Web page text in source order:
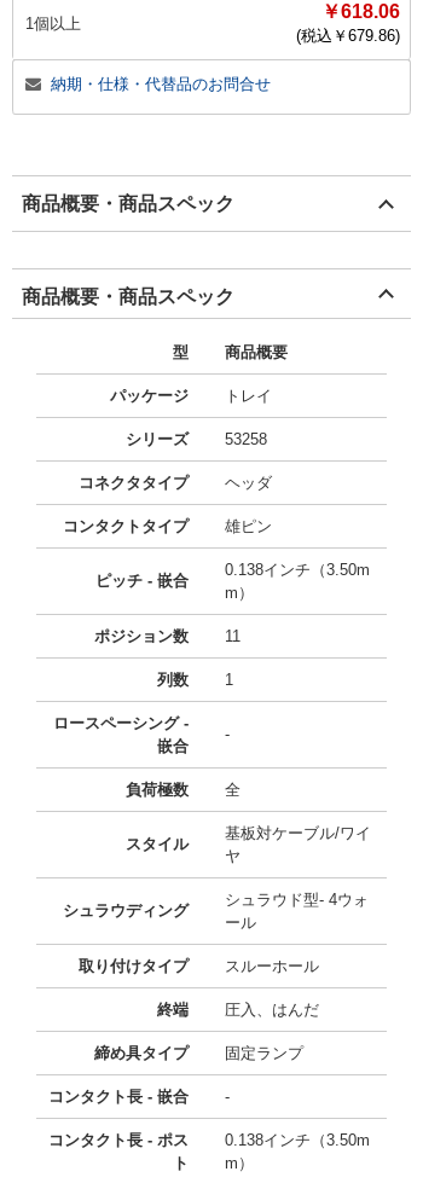
1個以上
￥618.06
(税込￥ 679.86)
納期・仕様・代替品のお問合せ
商品概要・商品スペック
商品概要・商品スペック
型 商品概要
パッケージ トレイ
シリーズ 53258
コネクタタイプ ヘッダ
コンタクトタイプ 雄ピン
ピッチ - 嵌合
0.138インチ（3.50m
m）
ポジション数 11
列数 1
ロースペーシング -
嵌合
-
負荷極数 全
スタイル
基板対ケーブル/ワイ
ヤ
シュラウディング
シュラウド型- 4ウォ
ール
取り付けタイプ スルーホール
終端 圧入、はんだ
締め具タイプ 固定ランプ
コンタクト長 - 嵌合 -
コンタクト長 - ポス
ト
0.138インチ（3.50m
m）